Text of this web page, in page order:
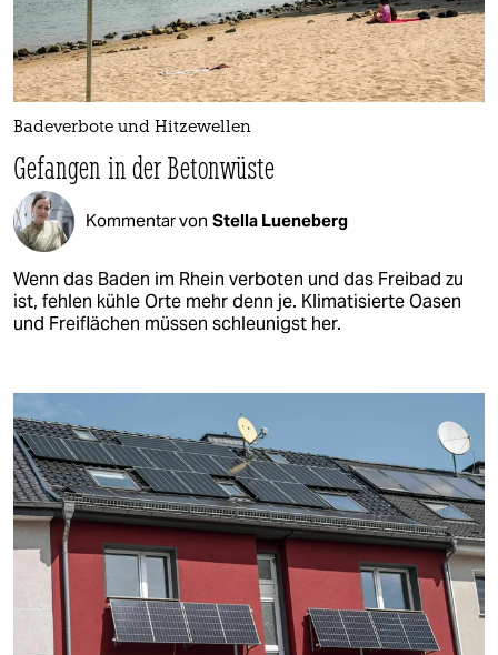
Badeverbote und Hitzewellen
Gefangen in der Betonwüste
Kommentar von Stella Lueneberg
Wenn das Baden im Rhein verboten und das Freibad zu
ist, fehlen kühle Orte mehr denn je. Klimatisierte Oasen
und Freiflächen müssen schleunigst her.